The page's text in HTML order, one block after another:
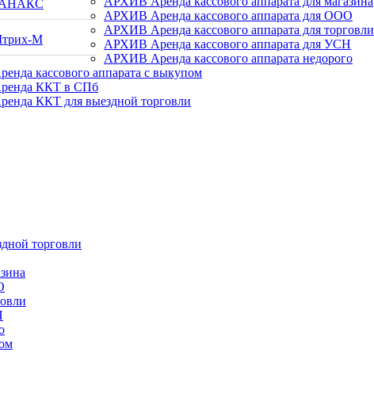
АРХИВ Аренда кассового аппарата для ООО
АРХИВ Аренда кассового аппарата для торговли
АРХИВ Аренда кассового аппарата для УСН
АРХИВ Аренда кассового аппарата недорого
кассового аппарата с выкупом
ККТ в СПб
ККТ для выездной торговли
торговли